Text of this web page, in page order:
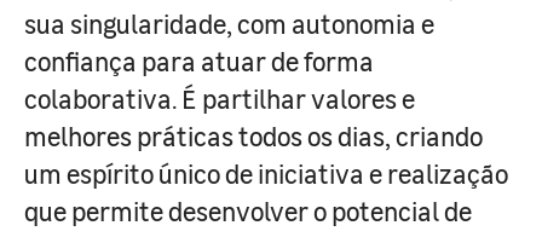
sua singularidade, com autonomia e
confiança para atuar de forma
colaborativa. É partilhar valores e
melhores práticas todos os dias, criando
um espírito único de iniciativa e realização
que permite desenvolver o potencial de